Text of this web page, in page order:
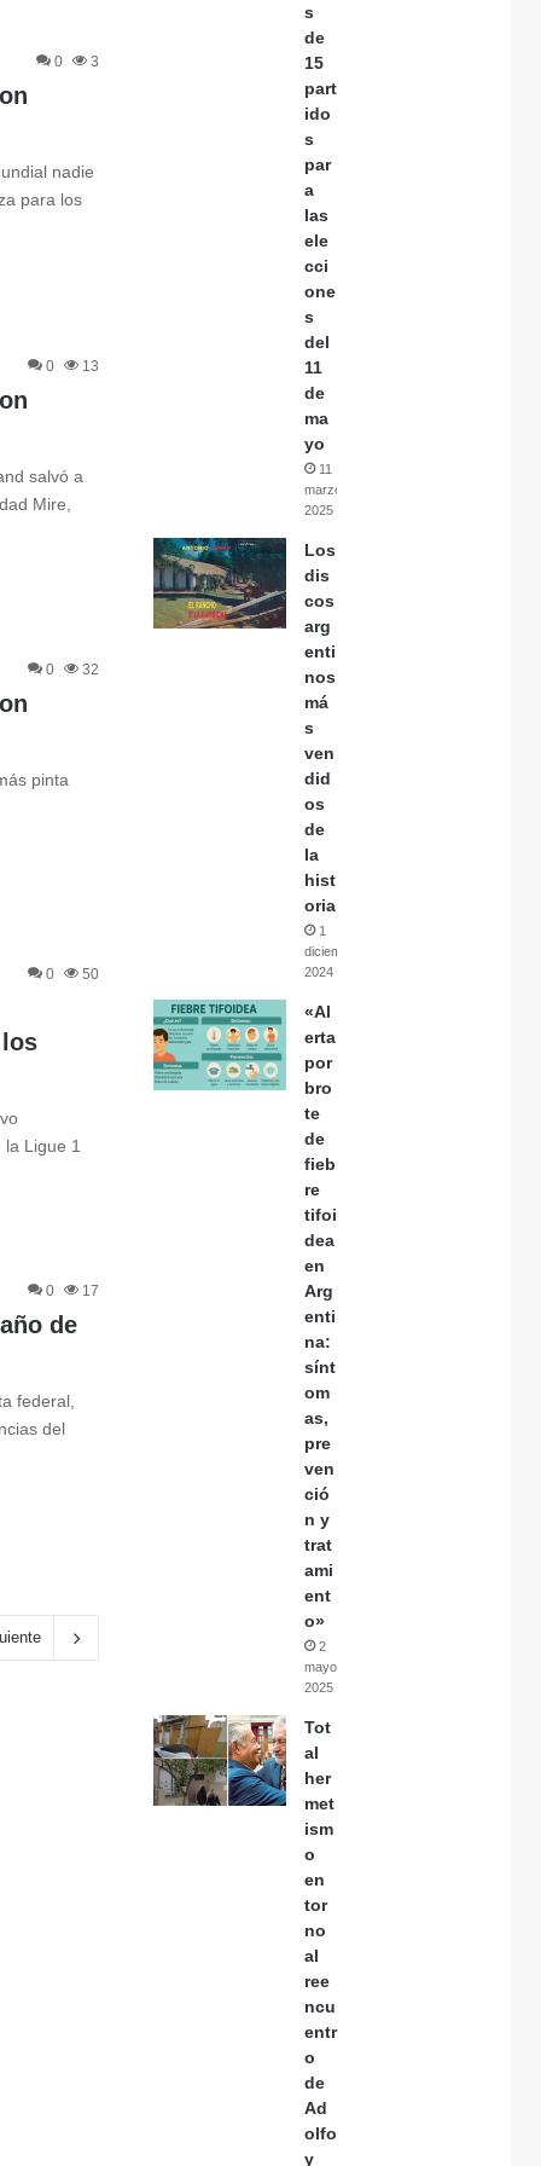
0 3
nadie
para los
0 13
salvó a
Mire,
0 32
pinta
0 50
la Ligue 1
0 17
de
federal,
del
s
de
15
part
ido
s
par
a
las
ele
cci
one
s
del
11
de
ma
yo
11
marzo,
2025
Los
dis
cos
arg
enti
nos
má
s
ven
did
os
de
la
hist
oria
1
diciembre,
2024
«Al
erta
por
bro
te
de
fieb
re
tifoi
dea
en
Arg
enti
na:
sínt
om
as,
pre
ven
ció
n y
trat
ami
ent
o»
2
mayo,
2025
Tot
al
her
met
ism
o
en
tor
no
al
ree
ncu
entr
o
de
Ad
olfo
y